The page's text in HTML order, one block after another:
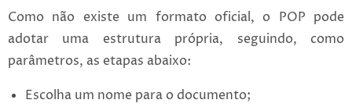
Como não existe um formato oficial, o POP pode
adotar uma estrutura própria, seguindo, como
parâmetros, as etapas abaixo:
Escolha um nome para o documento;